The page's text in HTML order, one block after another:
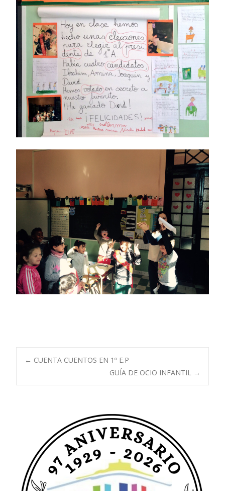
Navegación
entradas
← CUENTA CUENTOS EN 1º E.P
GUÍA DE OCIO INFANTIL →